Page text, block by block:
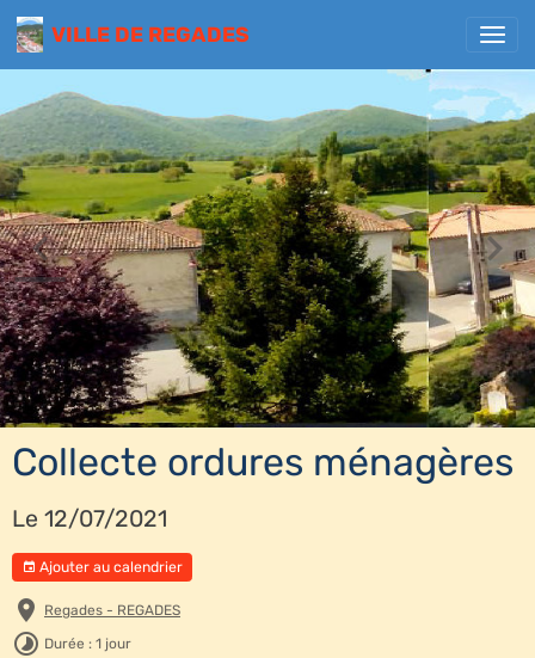
VILLE DE REGADES
Collecte ordures ménagères
Le 12/07/2021
Ajouter au calendrier
Regades - REGADES
Durée : 1 jour